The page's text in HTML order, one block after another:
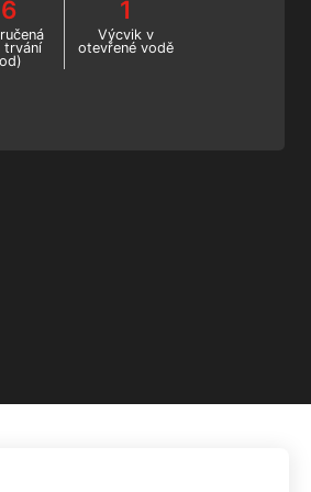
online kurz již nyní!
trvání
1
Výcvik v
otevřené vodě